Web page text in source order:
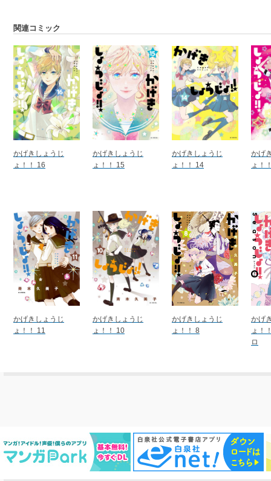
関連コミック
かげきしょうじ
ょ！！ 16
かげきしょうじ
ょ！！ 15
かげきしょうじ
ょ！！ 14
かげ
ょ！
かげきしょうじ
ょ！！ 11
かげきしょうじ
ょ！！ 10
かげきしょうじ
ょ！！ 8
かげ
ょ！
ロ